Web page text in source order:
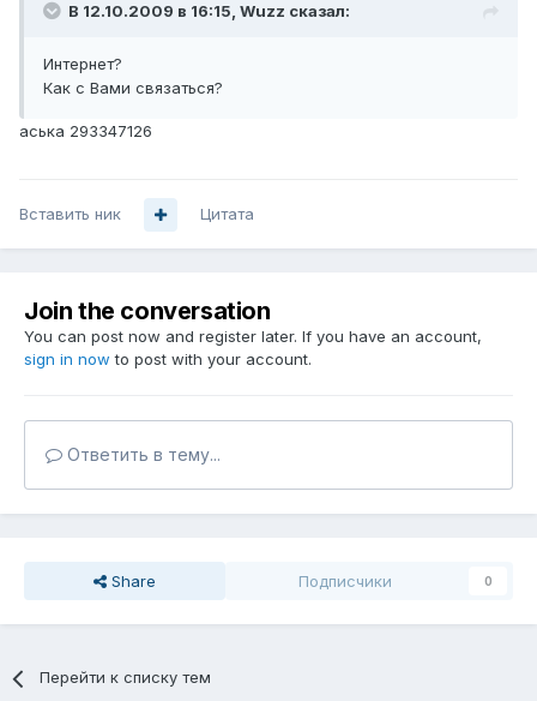
В 12.10.2009 в 16:15, Wuzz сказал:
Интернет?
Как с Вами связаться?
аська 293347126
Вставить ник Цитата
Join the conversation
You can post now and register later. If you have an account,
sign in now to post with your account.
Ответить в тему...
Share Подписчики 0
Перейти к списку тем